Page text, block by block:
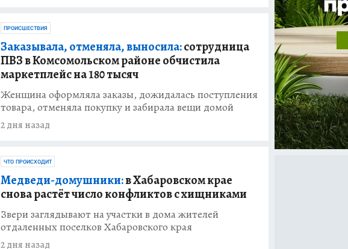
ПРОИСШЕСТВИЯ
Заказывала, отменяла, выносила:сотрудница
ПВЗ в Комсомольском районе обчистила
маркетплейс на 180 тысяч
Женщина оформляла заказы, дожидалась поступления
товара, отменяла покупку и забирала вещи домой
2 дня назад
ЧТО ПРОИСХОДИТ
Медведи-домушники:в Хабаровском крае
снова растёт число конфликтов с хищниками
Звери заглядывают на участки в дома жителей
отдаленных поселков Хабаровского края
2 дня назад